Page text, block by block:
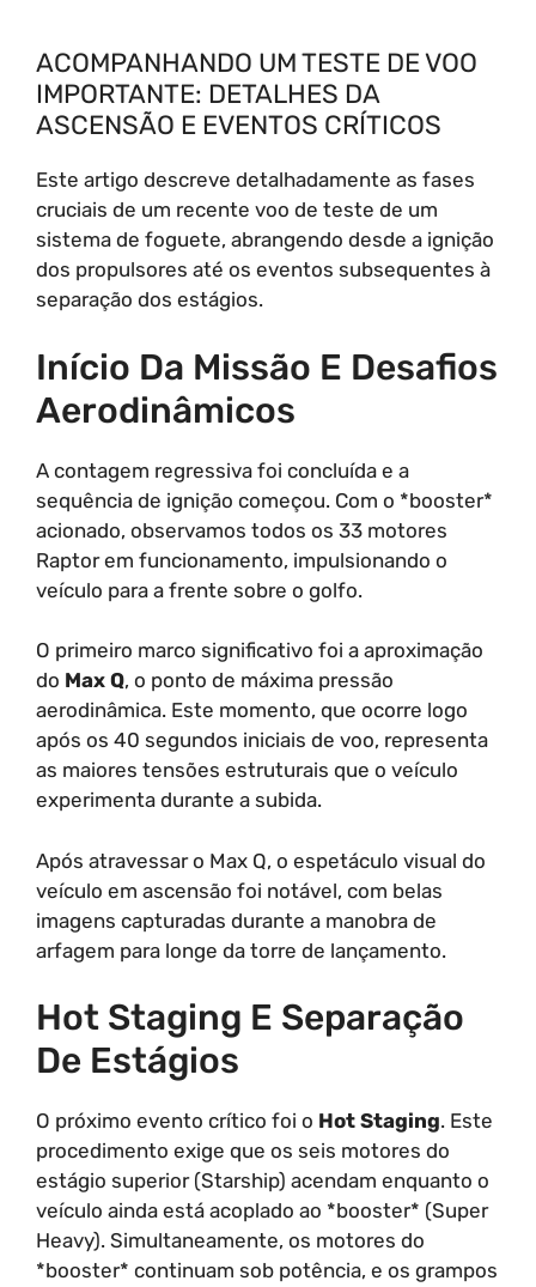
ACOMPANHANDO UM TESTE DE VOO
IMPORTANTE: DETALHES DA
ASCENSÃO E EVENTOS CRÍTICOS
Este artigo descreve detalhadamente as fases
cruciais de um recente voo de teste de um
sistema de foguete, abrangendo desde a ignição
dos propulsores até os eventos subsequentes à
separação dos estágios.
Início Da Missão E Desafios
Aerodinâmicos
A contagem regressiva foi concluída e a
sequência de ignição começou. Com o *booster*
acionado, observamos todos os 33 motores
Raptor em funcionamento, impulsionando o
veículo para a frente sobre o golfo.
O primeiro marco significativo foi a aproximação
do Max Q, o ponto de máxima pressão
aerodinâmica. Este momento, que ocorre logo
após os 40 segundos iniciais de voo, representa
as maiores tensões estruturais que o veículo
experimenta durante a subida.
Após atravessar o Max Q, o espetáculo visual do
veículo em ascensão foi notável, com belas
imagens capturadas durante a manobra de
arfagem para longe da torre de lançamento.
Hot Staging E Separação
De Estágios
O próximo evento crítico foi o Hot Staging. Este
procedimento exige que os seis motores do
estágio superior (Starship) acendam enquanto o
veículo ainda está acoplado ao *booster* (Super
Heavy). Simultaneamente, os motores do
*booster* continuam sob potência, e os grampos